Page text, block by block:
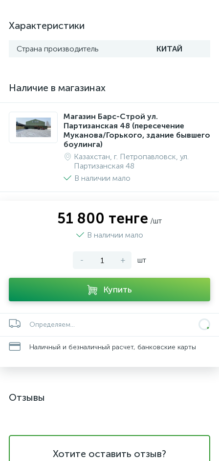
Характеристики
Страна производитель КИТАЙ
Наличие в магазинах
Магазин Барс-Строй ул.
Партизанская 48 (пересечение
Муканова/Горького, здание бывшего
боулинга)
Казахстан, г. Петропавловск, ул.
Партизанская 48
В наличии мало
51 800 тенге /шт
В наличии мало
- + шт
Купить
Определяем...
Наличный и безналичный расчет, банковские карты
Отзывы
Хотите оставить отзыв?